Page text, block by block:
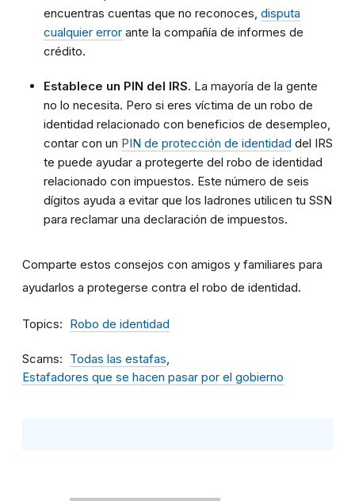
encuentras cuentas que no reconoces, disputa
cualquier error ante la compañía de informes de
crédito.
Establece un PIN del IRS. La mayoría de la gente
no lo necesita. Pero si eres víctima de un robo de
identidad relacionado con beneficios de desempleo,
contar con un PIN de protección de identidad del IRS
te puede ayudar a protegerte del robo de identidad
relacionado con impuestos. Este número de seis
dígitos ayuda a evitar que los ladrones utilicen tu SSN
para reclamar una declaración de impuestos.
Comparte estos consejos con amigos y familiares para
ayudarlos a protegerse contra el robo de identidad.
Topics Robo de identidad
Scams
Todas las estafas
Estafadores que se hacen pasar por el gobierno